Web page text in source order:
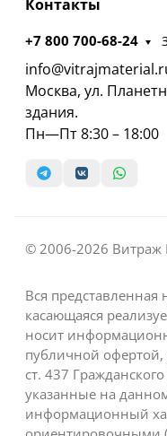
Контакты
+7 800 700-68-24
Москва, ул.
здания.
Пн—Пт 8:30 – 18:00
© 2006-2026
Вся
касающаяся
носит
публичной
ст. 437
указанные на
информационный